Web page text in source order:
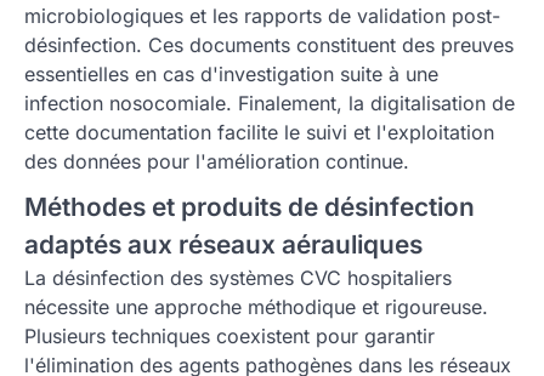
microbiologiques et les rapports de validation post-
désinfection. Ces documents constituent des preuves
essentielles en cas d'investigation suite à une
infection nosocomiale. Finalement, la digitalisation de
cette documentation facilite le suivi et l'exploitation
des données pour l'amélioration continue.
Méthodes et produits de désinfection
adaptés aux réseaux aérauliques
La désinfection des systèmes CVC hospitaliers
nécessite une approche méthodique et rigoureuse.
Plusieurs techniques coexistent pour garantir
l'élimination des agents pathogènes dans les réseaux